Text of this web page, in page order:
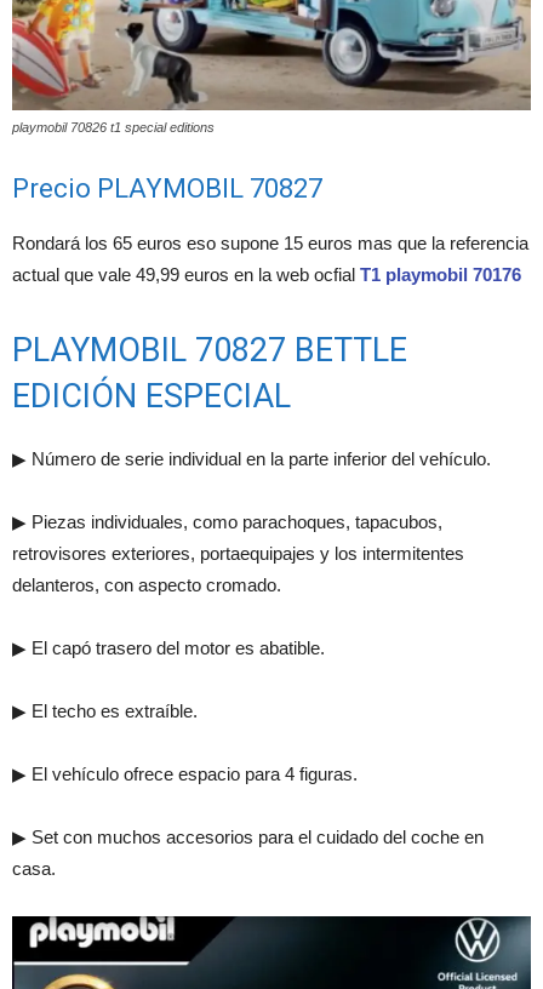
playmobil 70826 t1 special editions
Precio PLAYMOBIL 70827
Rondará los 65 euros eso supone 15 euros mas que la referencia
actual que vale 49,99 euros en la web ocfial T1 playmobil 70176
PLAYMOBIL 70827 BETTLE
EDICIÓN ESPECIAL
▶ Número de serie individual en la parte inferior del vehículo.
▶ Piezas individuales, como parachoques, tapacubos,
retrovisores exteriores, portaequipajes y los intermitentes
delanteros, con aspecto cromado.
▶ El capó trasero del motor es abatible.
▶ El techo es extraíble.
▶ El vehículo ofrece espacio para 4 figuras.
▶ Set con muchos accesorios para el cuidado del coche en
casa.